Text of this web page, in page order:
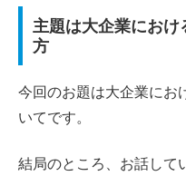
主題は大企業におけ
方
今回のお題は大企業にお
いてです。
結局のところ、お話して